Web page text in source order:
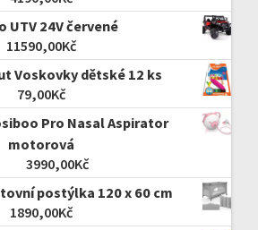
UTV 24V červené
11590,00Kč
Voskovky dětské 12 ks
79,00Kč
Pro Nasal Aspirator
motorová
3990,00Kč
postýlka 120 x 60 cm
1890,00Kč